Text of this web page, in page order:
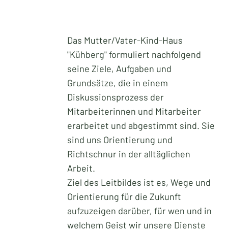
Das Mutter/Vater-Kind-Haus
"Kühberg" formuliert nachfolgend
seine Ziele, Aufgaben und
Grundsätze, die in einem
Diskussionsprozess der
Mitarbeiterinnen und Mitarbeiter
erarbeitet und abgestimmt sind. Sie
sind uns Orientierung und
Richtschnur in der alltäglichen
Arbeit.
Ziel des Leitbildes ist es, Wege und
Orientierung für die Zukunft
aufzuzeigen darüber, für wen und in
welchem Geist wir unsere Dienste